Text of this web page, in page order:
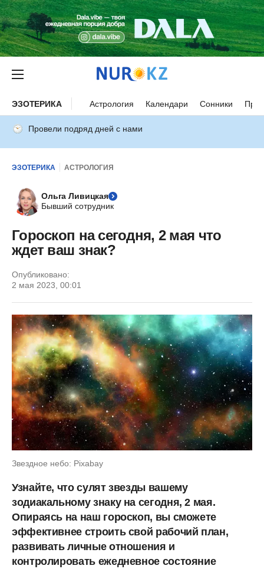
ЭЗОТЕРИКА Астрология Календари Сонники
Провели подряд дней с нами
ЭЗОТЕРИКА АСТРОЛОГИЯ
Ольга Ливицкая
Бывший сотрудник
Гороскоп на сегодня, 2 мая что
ждет ваш знак?
Опубликовано:
2 мая 2023, 00:01
Звездное небо: Pixabay
Узнайте, что сулят звезды вашему
зодиакальному знаку на сегодня, 2 мая.
Опираясь на наш гороскоп, вы сможете
эффективнее строить свой рабочий план,
развивать личные отношения и
контролировать ежедневное состояние